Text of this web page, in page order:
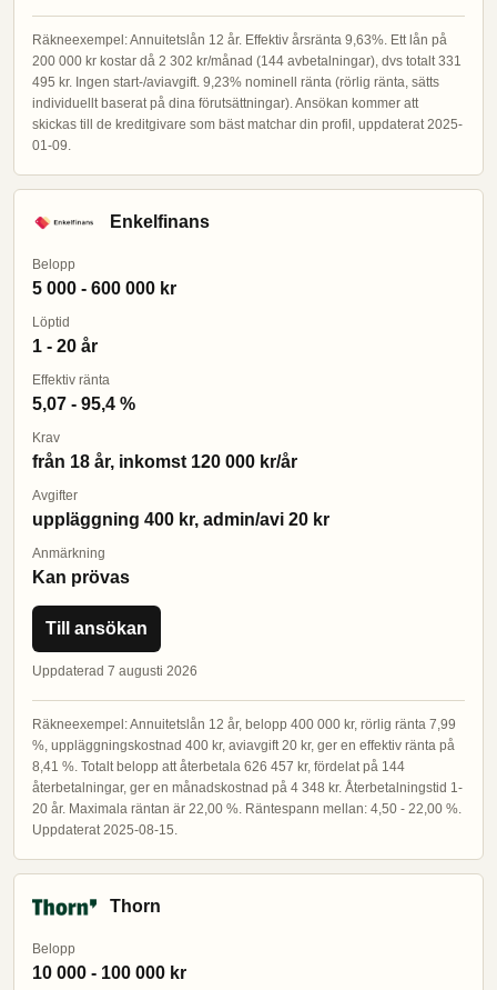
Räkneexempel: Annuitetslån 12 år. Effektiv årsränta 9,63%. Ett lån på
200 000 kr kostar då 2 302 kr/månad (144 avbetalningar), dvs totalt 331
495 kr. Ingen start-/aviavgift. 9,23% nominell ränta (rörlig ränta, sätts
individuellt baserat på dina förutsättningar). Ansökan kommer att
skickas till de kreditgivare som bäst matchar din profil, uppdaterat 2025-
01-09.
Enkelfinans
Belopp
5 000 - 600 000 kr
Löptid
1 - 20 år
Effektiv ränta
5,07 - 95,4 %
Krav
från 18 år, inkomst 120 000 kr/år
Avgifter
uppläggning 400 kr, admin/avi 20 kr
Anmärkning
Kan prövas
Till ansökan
Uppdaterad 7 augusti 2026
Räkneexempel: Annuitetslån 12 år, belopp 400 000 kr, rörlig ränta 7,99
%, uppläggningskostnad 400 kr, aviavgift 20 kr, ger en effektiv ränta på
8,41 %. Totalt belopp att återbetala 626 457 kr, fördelat på 144
återbetalningar, ger en månadskostnad på 4 348 kr. Återbetalningstid 1-
20 år. Maximala räntan är 22,00 %. Räntespann mellan: 4,50 - 22,00 %.
Uppdaterat 2025-08-15.
Thorn
Belopp
10 000 - 100 000 kr